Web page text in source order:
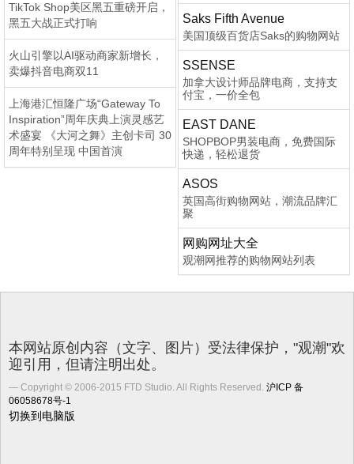
TikTok Shop美区黑五重磅开启，
黑五大战正式打响
火山引擎以AI驱动商家新增长，
卖爆抖音电商双11
上海港汇恒隆广场“Gateway To
Inspiration”周年庆典上演灵感艺
术盛宴 《大河之舞》主创卡司 30
周年特别呈现 中国首演
Saks Fifth Avenue
美国顶级百货店Saks的购物网站
SSENSE
加拿大设计师品牌电商，支持支
付宝，一价全包
EAST DANE
SHOPBOP男装电商，免费国际
快递，轻松退货
ASOS
英国高街购物网站，潮流品牌汇
聚
网购网址大全
观潮网推荐的购物网站列表
本网站原创内容（文字、图片）受法律保护，"观潮"欢
迎引用，但请注明出处。
Copyright © 2006-2015 FTD Studio. All Rights Reserved. 沪ICP 备
06058678号-1
切换到电脑版